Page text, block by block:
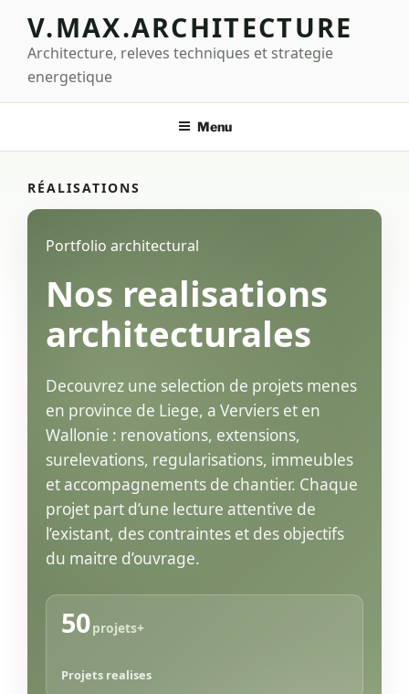
contenu
principal
V.MAX.ARCHITECTURE
Architecture, releves techniques et strategie
energetique
Menu
RÉALISATIONS
Portfolio architectural
Nos realisations
architecturales
Decouvrez une selection de projets menes
en province de Liege, a Verviers et en
Wallonie : renovations, extensions,
surelevations, regularisations, immeubles
et accompagnements de chantier. Chaque
projet part d’une lecture attentive de
l’existant, des contraintes et des objectifs
du maitre d’ouvrage.
50projets+
Projets realises